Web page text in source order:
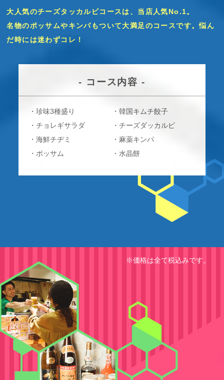
大人気のチーズタッカルビコースは、当店人気No.1。
名物のポッサムやキンパもついて大満足のコースです。悩ん
だ時には迷わずコレ！
- コース内容 -
・珍味3種盛り
・チョレギサラダ
・海鮮チヂミ
・ポッサム
・韓国キムチ餃子
・チーズダッカルビ
・麻薬キンパ
・水晶餅
※価格は全て税込みです。